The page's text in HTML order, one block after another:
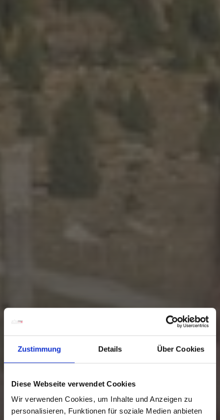
Zustimmung Details Über Cookies
Diese Webseite verwendet Cookies
Wir verwenden Cookies, um Inhalte und Anzeigen zu
personalisieren, Funktionen für soziale Medien anbieten